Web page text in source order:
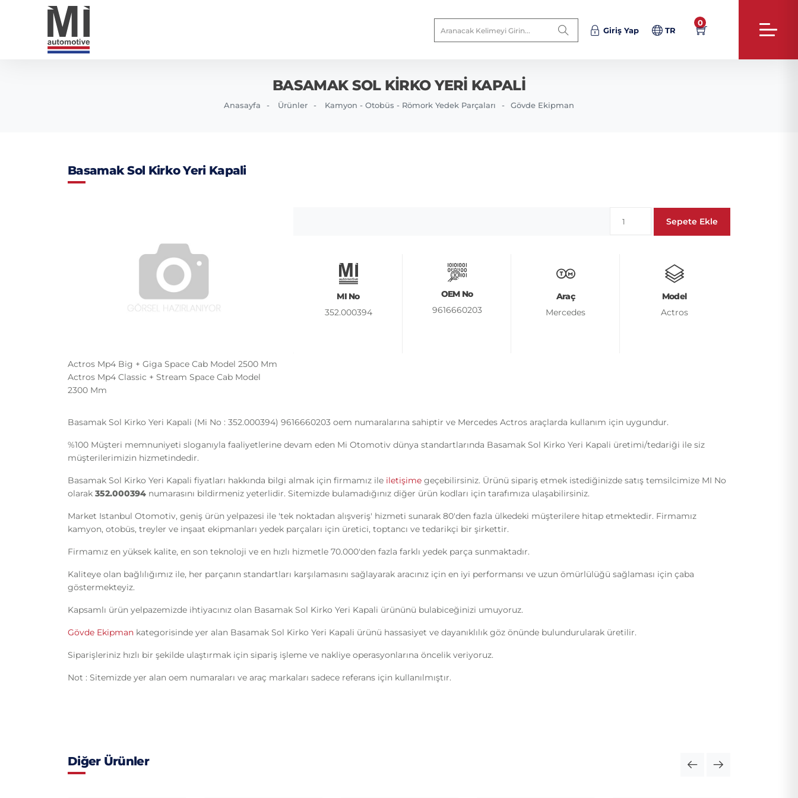
Giriş Yap TR
0
BASAMAK SOL KIRKO YERI KAPALI
Anasayfa Ürünler Kamyon - Otobüs - Römork Yedek Parçaları Gövde Ekipman
Basamak Sol Kirko Yeri Kapali
Actros Mp4 Big + Giga Space Cab Model 2500 Mm
Actros Mp4 Classic + Stream Space Cab Model
2300 Mm
Sepete Ekle
MI No
352.000394
OEM No
9616660203
Araç
Mercedes
Model
Actros
Basamak Sol Kirko Yeri Kapali (Mi No : 352.000394) 9616660203 oem numaralarına sahiptir ve Mercedes Actros araçlarda kullanım için uygundur.
%100 Müşteri memnuniyeti sloganıyla faaliyetlerine devam eden Mi Otomotiv dünya standartlarında Basamak Sol Kirko Yeri Kapali üretimi/tedariği ile siz
müşterilerimizin hizmetindedir.
Basamak Sol Kirko Yeri Kapali fiyatları hakkında bilgi almak için firmamız ile iletişime geçebilirsiniz. Ürünü sipariş etmek istediğinizde satış temsilcimize MI No
olarak 352.000394 numarasını bildirmeniz yeterlidir. Sitemizde bulamadığınız diğer ürün kodları için tarafımıza ulaşabilirsiniz.
Market Istanbul Otomotiv, geniş ürün yelpazesi ile 'tek noktadan alışveriş' hizmeti sunarak 80'den fazla ülkedeki müşterilere hitap etmektedir. Firmamız
kamyon, otobüs, treyler ve inşaat ekipmanları yedek parçaları için üretici, toptancı ve tedarikçi bir şirkettir.
Firmamız en yüksek kalite, en son teknoloji ve en hızlı hizmetle 70.000'den fazla farklı yedek parça sunmaktadır.
Kaliteye olan bağlılığımız ile, her parçanın standartları karşılamasını sağlayarak aracınız için en iyi performansı ve uzun ömürlülüğü sağlaması için çaba
göstermekteyiz.
Kapsamlı ürün yelpazemizde ihtiyacınız olan Basamak Sol Kirko Yeri Kapali ürününü bulabiceğinizi umuyoruz.
Gövde Ekipman kategorisinde yer alan Basamak Sol Kirko Yeri Kapali ürünü hassasiyet ve dayanıklılık göz önünde bulundurularak üretilir.
Siparişleriniz hızlı bir şekilde ulaştırmak için sipariş işleme ve nakliye operasyonlarına öncelik veriyoruz.
Not : Sitemizde yer alan oem numaraları ve araç markaları sadece referans için kullanılmıştır.
Diğer Ürünler